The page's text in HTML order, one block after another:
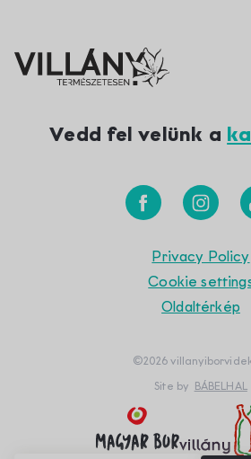
Vedd fel velünk a
Privacy Policy
Cookie
Oldaltérkép
©2026
Site by BÁBELHAL